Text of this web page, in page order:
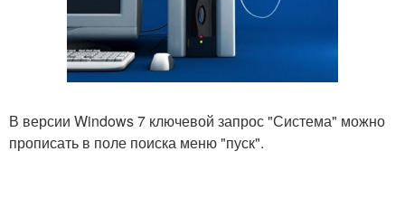
В версии Windows 7 ключевой запрос "Система" можно
прописать в поле поиска меню "пуск".